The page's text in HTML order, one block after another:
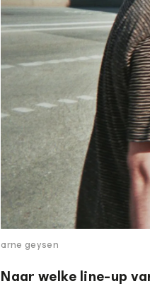
arne geysen
Naar welke line-up